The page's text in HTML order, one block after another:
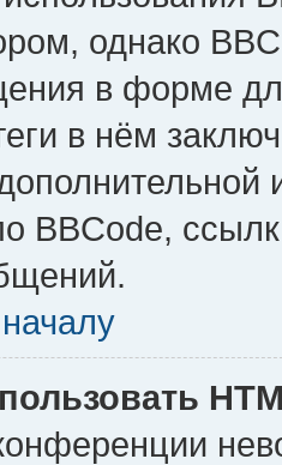
однако
в форме
в нём
BBCode,